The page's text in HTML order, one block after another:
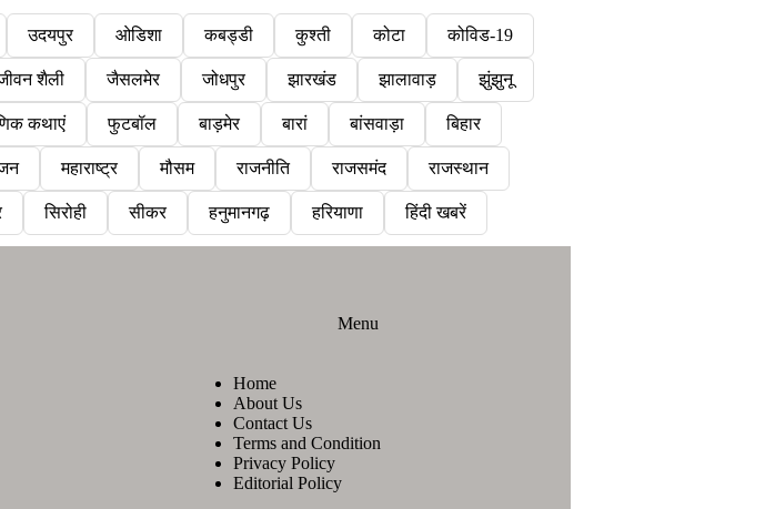
उदयपुर ओडिशा कबड्डी कुश्ती कोटा कोविड-19
शैली जैसलमेर जोधपुर झारखंड झालावाड़ झुंझुनू
कथाएं फुटबॉल बाड़मेर बारां बांसवाड़ा बिहार
महाराष्ट्र मौसम राजनीति राजसमंद राजस्थान
सिरोही सीकर हनुमानगढ़ हरियाणा हिंदी खबरें
Menu
Home
About Us
Contact Us
Terms and Condition
Privacy Policy
Editorial Policy